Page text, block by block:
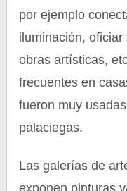
por ejemplo
iluminación,
obras artísticas,
frecuentes en
fueron muy
palaciegas.
Las galerías de
exponen pinturas